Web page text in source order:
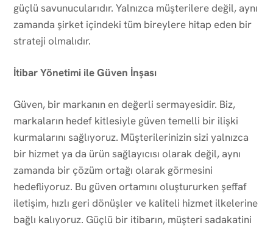
güçlü savunucularıdır. Yalnızca müşterilere değil, aynı
zamanda şirket içindeki tüm bireylere hitap eden bir
strateji olmalıdır.
İtibar Yönetimi ile Güven İnşası
Güven, bir markanın en değerli sermayesidir. Biz,
markaların hedef kitlesiyle güven temelli bir ilişki
kurmalarını sağlıyoruz. Müşterilerinizin sizi yalnızca
bir hizmet ya da ürün sağlayıcısı olarak değil, aynı
zamanda bir çözüm ortağı olarak görmesini
hedefliyoruz. Bu güven ortamını oluştururken şeffaf
iletişim, hızlı geri dönüşler ve kaliteli hizmet ilkelerine
bağlı kalıyoruz. Güçlü bir itibarın, müşteri sadakatini